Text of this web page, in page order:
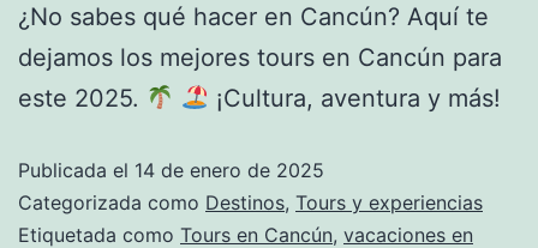
¿No sabes qué hacer en Cancún? Aquí te
dejamos los mejores tours en Cancún para
este 2025.
¡Cultura, aventura y más!
Publicada el 14 de enero de 2025
Categorizada como Destinos, Tours y experiencias
Etiquetada como Tours en Cancún, vacaciones en